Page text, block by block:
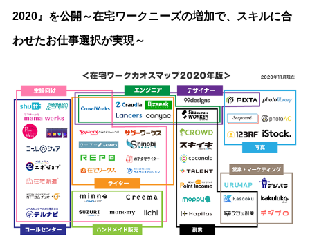
2020』を公開～在宅ワークニーズの増加で、スキルに合
わせたお仕事選択が実現～